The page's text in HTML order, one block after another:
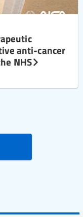
anti-cancer
NHS